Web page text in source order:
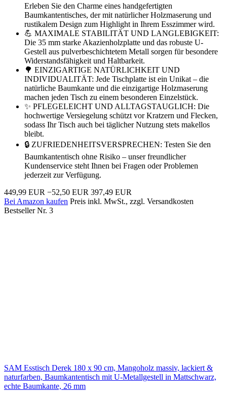
Erleben Sie den Charme eines handgefertigten
Baumkantentisches, der mit natürlicher Holzmaserung und
rustikalem Design zum Highlight in Ihrem Esszimmer wird.
💪 MAXIMALE STABILITÄT UND LANGLEBIGKEIT:
Die 35 mm starke Akazienholzplatte und das robuste U-
Gestell aus pulverbeschichtetem Metall sorgen für besondere
Widerstandsfähigkeit und Haltbarkeit.
🌳 EINZIGARTIGE NATÜRLICHKEIT UND
INDIVIDUALITÄT: Jede Tischplatte ist ein Unikat – die
natürliche Baumkante und die einzigartige Holzmaserung
machen jeden Tisch zu einem besonderen Einzelstück.
✨ PFLEGELEICHT UND ALLTAGSTAUGLICH: Die
hochwertige Versiegelung schützt vor Kratzern und Flecken,
sodass Ihr Tisch auch bei täglicher Nutzung stets makellos
bleibt.
🔒 ZUFRIEDENHEITSVERSPRECHEN: Testen Sie den
Baumkantentisch ohne Risiko – unser freundlicher
Kundenservice steht Ihnen bei Fragen oder Problemen
jederzeit zur Verfügung.
449,99 EUR −52,50 EUR 397,49 EUR
Bei Amazon kaufen Preis inkl. MwSt., zzgl. Versandkosten
Bestseller Nr. 3
SAM Esstisch Derek 180 x 90 cm, Mangoholz massiv, lackiert &
naturfarben, Baumkantentisch mit U-Metallgestell in Mattschwarz,
echte Baumkante, 26 mm